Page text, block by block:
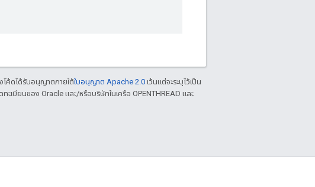
โค้ดได้รับอนุญาตภายใต้ใบอนุญาต Apache 2.0 เว้นแต่จะระบุไว้เป็น
ะเบียนของ Oracle และ/หรือบริษัทในเครือ OPENTHREAD และ